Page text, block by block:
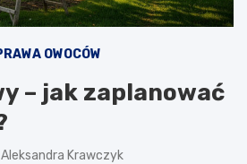
OWOCÓW
– jak zaplanować
Aleksandra Krawczyk